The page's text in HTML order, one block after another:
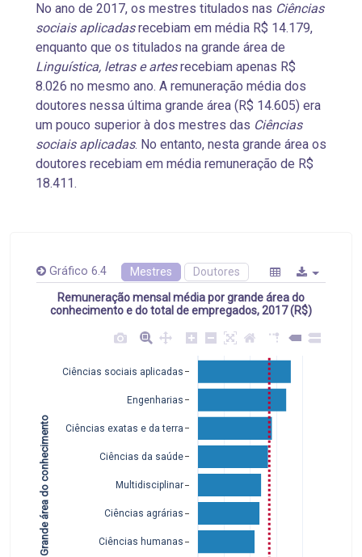
No ano de 2017, os mestres titulados nas Ciências
sociais aplicadasrecebiam em média R$ 14.179,
enquanto que os titulados na grande área de
Linguística, letras e artesrecebiam apenas R$
8.026 no mesmo ano. A remuneração média dos
doutores nessa última grande área (R$ 14.605) era
um pouco superior à dos mestres das Ciências
sociais aplicadas. No entanto, nesta grande área os
doutores recebiam em média remuneração de R$
18.411.
Gráfico 6.4 Mestres Doutores
Remuneração mensal média por grande área do
conhecimento e do total de empregados, 2017 (R$)
Ciências humanas
Ciências agrárias
Multidisciplinar
Ciências da saúde
Ciências exatas e da terra
Engenharias
Ciências sociais aplicadas
Grande área do conhecimento